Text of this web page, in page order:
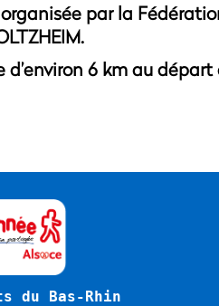
par la
d’environ 6 km au
du Bas-Rhin